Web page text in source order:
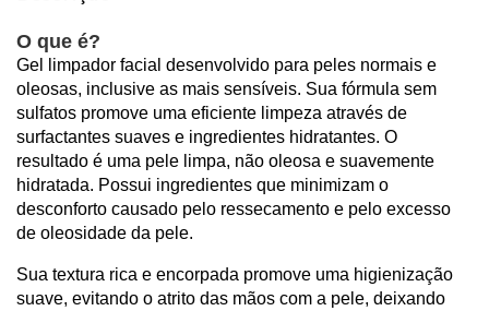
O que é?
Gel limpador facial desenvolvido para peles normais e
oleosas, inclusive as mais sensíveis. Sua fórmula sem
sulfatos promove uma eficiente limpeza através de
surfactantes suaves e ingredientes hidratantes. O
resultado é uma pele limpa, não oleosa e suavemente
hidratada. Possui ingredientes que minimizam o
desconforto causado pelo ressecamento e pelo excesso
de oleosidade da pele.
Sua textura rica e encorpada promove uma higienização
suave, evitando o atrito das mãos com a pele, deixando